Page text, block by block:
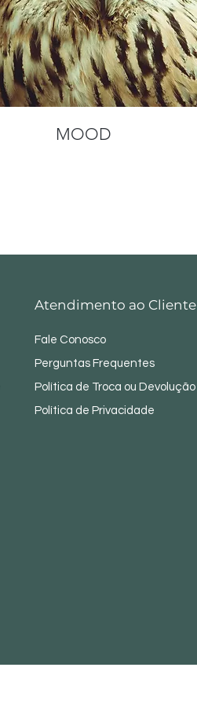
MOOD
Atendimento ao Cliente
Fale Conosco
Perguntas Frequentes
Política de Troca ou Devolução
Política de Privacidade